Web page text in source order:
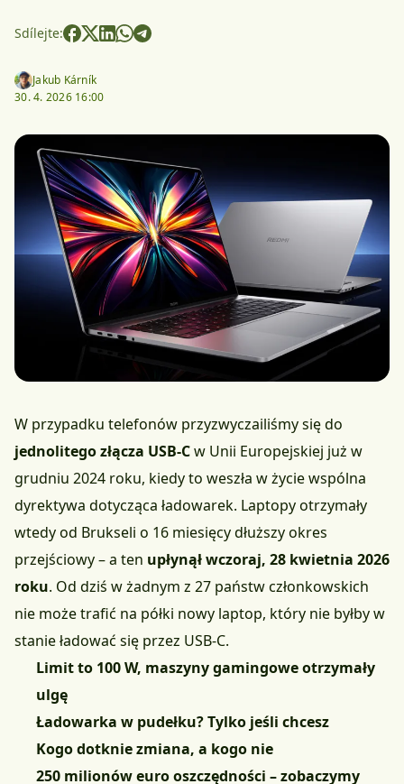
Sdílejte:
Jakub Kárník
30. 4. 2026 16:00
W przypadku telefonów przyzwyczailiśmy się do
jednolitego złącza USB-Cw Unii Europejskiej już w
grudniu 2024 roku, kiedy to weszła w życie wspólna
dyrektywa dotycząca ładowarek. Laptopy otrzymały
wtedy od Brukseli o 16 miesięcy dłuższy okres
przejściowy – a ten upłynął wczoraj, 28 kwietnia 2026
roku. Od dziś w żadnym z 27 państw członkowskich
nie może trafić na półki nowy laptop, który nie byłby w
stanie ładować się przez USB-C.
Limit to 100 W, maszyny gamingowe otrzymały
ulgę
Ładowarka w pudełku? Tylko jeśli chcesz
Kogo dotknie zmiana, a kogo nie
250 milionów euro oszczędności – zobaczymy